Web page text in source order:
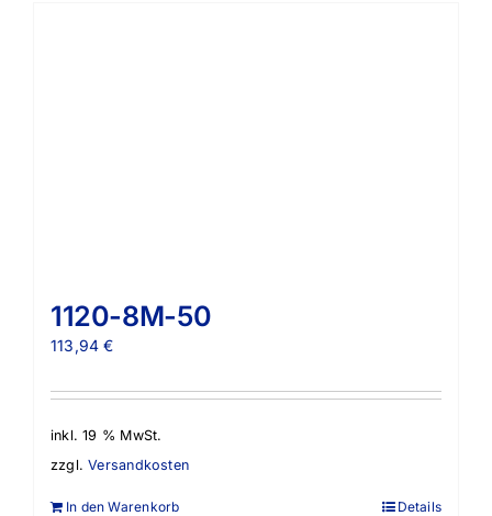
1120-8M-50
113,94€
inkl. 19 % MwSt.
zzgl.Versandkosten
In den Warenkorb Details